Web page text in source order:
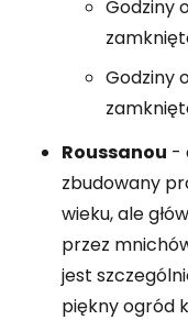
Godziny
Godziny
Roussanou -
zbudowany
wieku, ale
przez
jest
piękny ogród